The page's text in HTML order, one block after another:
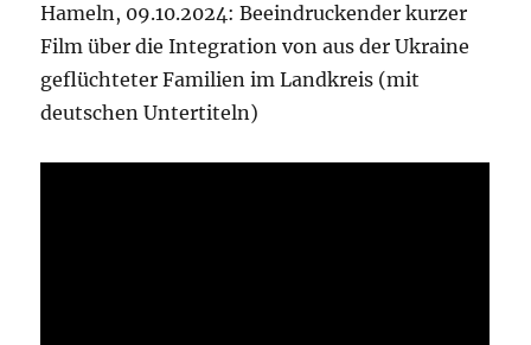
Hameln, 09.10.2024: Beeindruckender kurzer
Film über die Integration von aus der Ukraine
geflüchteter Familien im Landkreis (mit
deutschen Untertiteln)